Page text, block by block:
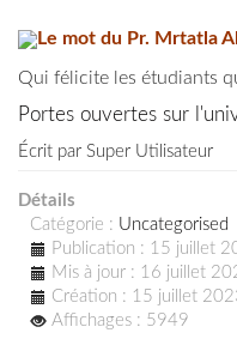
Le mot du Pr. Mrtatla
Qui félicite les étudiants
Portes ouvertes sur
Écrit par Super Utilisateur
Détails
Catégorie : Uncategorised
Publication : 15 juillet
Mis à jour : 16 juillet
Création : 15 juillet
Affichages : 5949